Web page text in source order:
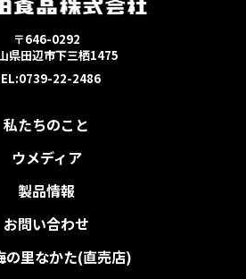
〒646-0292
県田辺市下三栖1475
22-2486
私たちのこと
ウメディア
製品情報
お問い合わせ
の里なかた(直売店)